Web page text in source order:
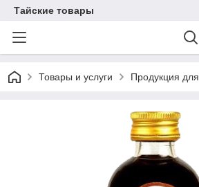
Тайские товары
Товары и услуги Продукция